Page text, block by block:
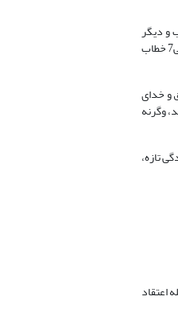
و دیگر
پیامبران اشاره دارد (میشل، 1387: 73). در استدلال حضرت عیسی7 به منظور اثبات معاد نزد فرقه صدوقیان -که منکر قیامت بودند- این واژه به کار رفته است. حضرت عیسی7 خطاب
و خدای
وگرنه
و دست یافتن او به زندگی تازه،
اعتقاد